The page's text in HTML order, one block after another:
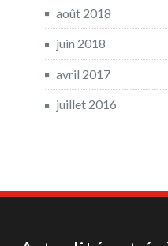
août 2018
juin 2018
avril 2017
juillet 2016